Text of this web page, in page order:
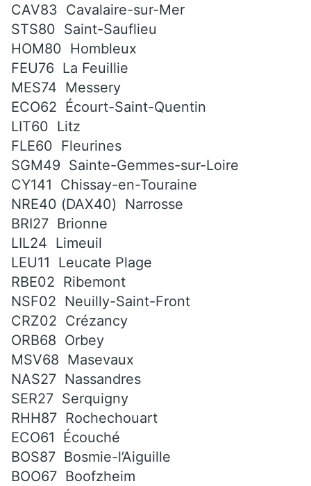
CAV83 Cavalaire-sur-Mer
STS80 Saint-Sauflieu
HOM80 Hombleux
FEU76 La Feuillie
MES74 Messery
ECO62 Écourt-Saint-Quentin
LIT60 Litz
FLE60 Fleurines
SGM49 Sainte-Gemmes-sur-Loire
CY141 Chissay-en-Touraine
NRE40 (DAX40) Narrosse
BRI27 Brionne
LIL24 Limeuil
LEU11 Leucate Plage
RBE02 Ribemont
NSF02 Neuilly-Saint-Front
CRZ02 Crézancy
ORB68 Orbey
MSV68 Masevaux
NAS27 Nassandres
SER27 Serquigny
RHH87 Rochechouart
ECO61 Écouché
BOS87 Bosmie-l’Aiguille
BOO67 Boofzheim